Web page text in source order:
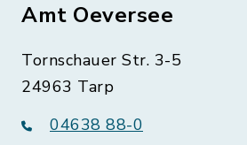
Amt Oeversee
Tornschauer Str. 3-5
24963 Tarp
04638 88-0